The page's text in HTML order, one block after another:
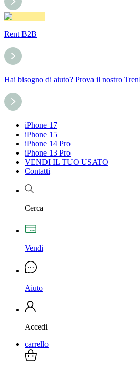
Rent B2B
Hai bisogno di aiuto? Prova il nostro
iPhone 17
iPhone 15
iPhone 14 Pro
iPhone 13 Pro
VENDI IL TUO USATO
Contatti
Cerca
Vendi
Aiuto
Accedi
carrello